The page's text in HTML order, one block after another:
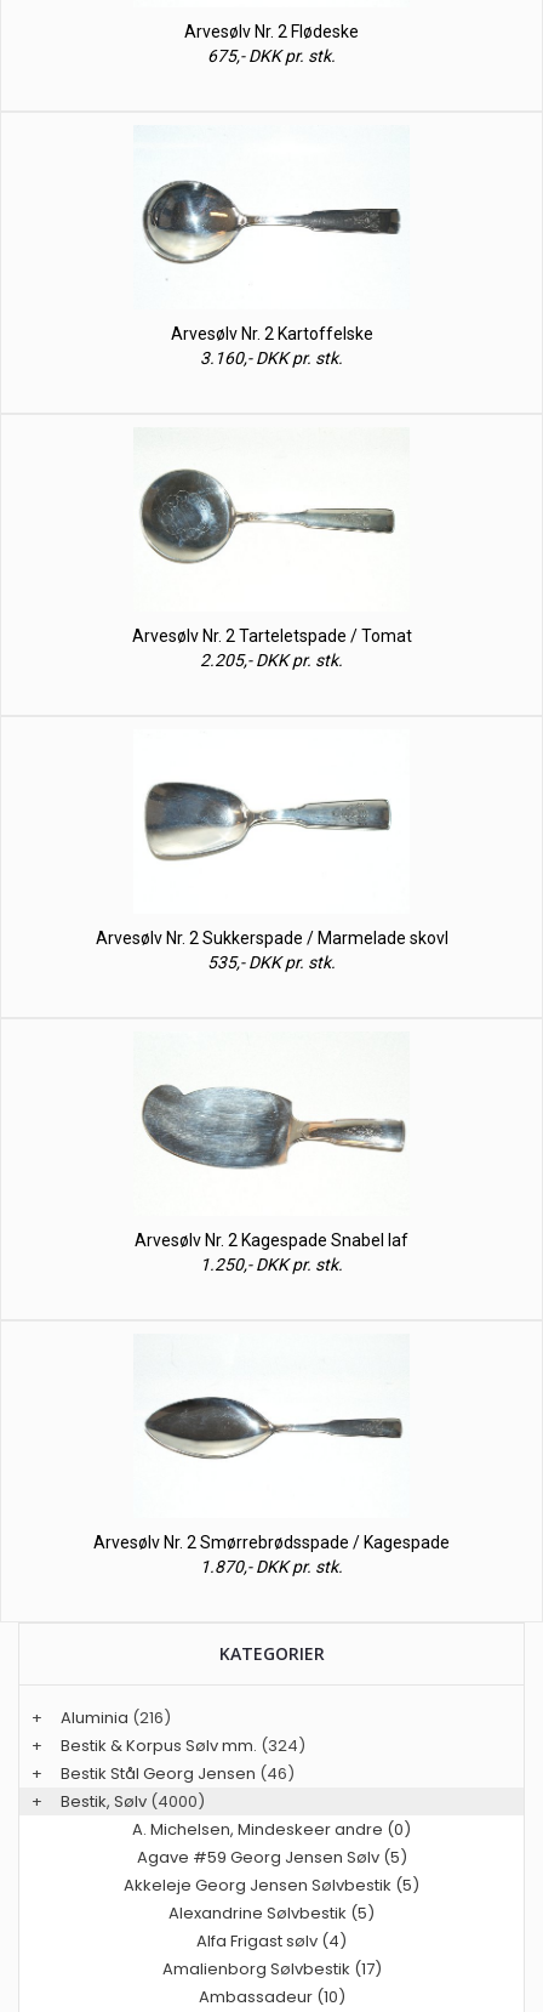
Arvesølv Nr. 2 Flødeske
675,- DKK pr. stk.
Arvesølv Nr. 2 Kartoffelske
3.160,- DKK pr. stk.
Arvesølv Nr. 2 Tarteletspade / Tomat
2.205,- DKK pr. stk.
Arvesølv Nr. 2 Sukkerspade / Marmelade skovl
535,- DKK pr. stk.
Arvesølv Nr. 2 Kagespade Snabel laf
1.250,- DKK pr. stk.
Arvesølv Nr. 2 Smørrebrødsspade / Kagespade
1.870,- DKK pr. stk.
KATEGORIER
+ Aluminia (216)
+
Bestik & Korpus Sølv mm. (324)
+
Bestik Stål Georg Jensen (46)
+
Bestik, Sølv (4000)
A. Michelsen, Mindeskeer andre (0)
Agave #59 Georg Jensen Sølv (5)
Akkeleje Georg Jensen Sølvbestik (5)
Alexandrine Sølvbestik (5)
Alfa Frigast sølv (4)
Amalienborg Sølvbestik (17)
Ambassadeur (10)